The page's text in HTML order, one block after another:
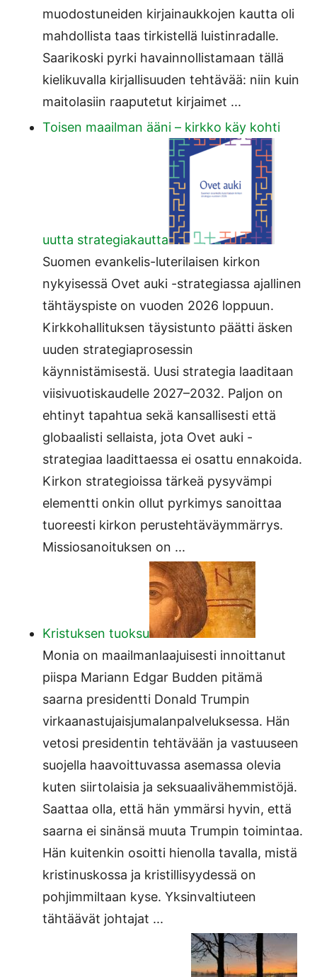
muodostuneiden kirjainaukkojen kautta oli
mahdollista taas tirkistellä luistinradalle.
Saarikoski pyrki havainnollistamaan tällä
kielikuvalla kirjallisuuden tehtävää: niin kuin
maitolasiin raaputetut kirjaimet ...
Toisen maailman ääni – kirkko käy kohti
uutta strategiakautta
Suomen evankelis-luterilaisen kirkon
nykyisessä Ovet auki -strategiassa ajallinen
tähtäyspiste on vuoden 2026 loppuun.
Kirkkohallituksen täysistunto päätti äsken
uuden strategiaprosessin
käynnistämisestä. Uusi strategia laaditaan
viisivuotiskaudelle 2027–2032. Paljon on
ehtinyt tapahtua sekä kansallisesti että
globaalisti sellaista, jota Ovet auki -
strategiaa laadittaessa ei osattu ennakoida.
Kirkon strategioissa tärkeä pysyvämpi
elementti onkin ollut pyrkimys sanoittaa
tuoreesti kirkon perustehtäväymmärrys.
Missiosanoituksen on ...
Kristuksen tuoksu
Monia on maailmanlaajuisesti innoittanut
piispa Mariann Edgar Budden pitämä
saarna presidentti Donald Trumpin
virkaanastujaisjumalanpalveluksessa. Hän
vetosi presidentin tehtävään ja vastuuseen
suojella haavoittuvassa asemassa olevia
kuten siirtolaisia ja seksuaalivähemmistöjä.
Saattaa olla, että hän ymmärsi hyvin, että
saarna ei sinänsä muuta Trumpin toimintaa.
Hän kuitenkin osoitti hienolla tavalla, mistä
kristinuskossa ja kristillisyydessä on
pohjimmiltaan kyse. Yksinvaltiuteen
tähtäävät johtajat ...